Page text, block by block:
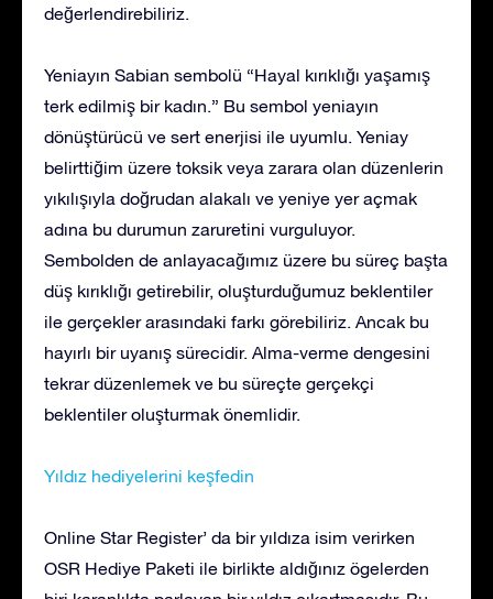
değerlendirebiliriz.
Yeniayın Sabian sembolü “Hayal kırıklığı yaşamış
terk edilmiş bir kadın.” Bu sembol yeniayın
dönüştürücü ve sert enerjisi ile uyumlu. Yeniay
belirttiğim üzere toksik veya zarara olan düzenlerin
yıkılışıyla doğrudan alakalı ve yeniye yer açmak
adına bu durumun zaruretini vurguluyor.
Sembolden de anlayacağımız üzere bu süreç başta
düş kırıklığı getirebilir, oluşturduğumuz beklentiler
ile gerçekler arasındaki farkı görebiliriz. Ancak bu
hayırlı bir uyanış sürecidir. Alma-verme dengesini
tekrar düzenlemek ve bu süreçte gerçekçi
beklentiler oluşturmak önemlidir.
Yıldız hediyelerini keşfedin
Online Star Register’ da bir yıldıza isim verirken
OSR Hediye Paketi ile birlikte aldığınız ögelerden